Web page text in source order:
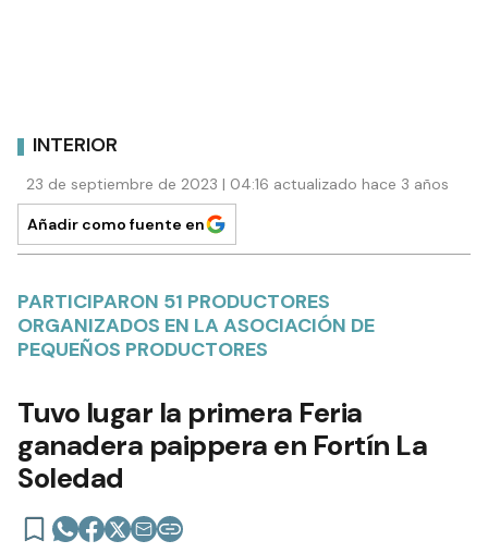
INTERIOR
23 de septiembre de 2023 | 04:16 actualizado hace 3 años
Añadir como fuente en
PARTICIPARON 51 PRODUCTORES
ORGANIZADOS EN LA ASOCIACIÓN DE
PEQUEÑOS PRODUCTORES
Tuvo lugar la primera Feria
ganadera paippera en Fortín La
Soledad